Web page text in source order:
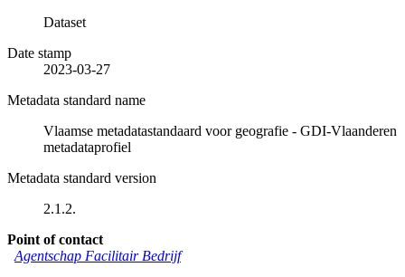
Dataset
Date stamp
2023-03-27
Metadata standard name
Vlaamse metadatastandaard voor geografie - GDI-Vlaanderen
metadataprofiel
Metadata standard version
2.1.2.
Point of contact
Agentschap Facilitair Bedrijf